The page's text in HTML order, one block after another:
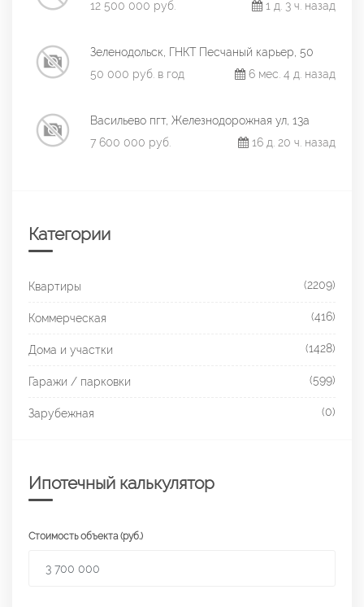
12 500 000 руб.
1 д. 3 ч. назад
Зеленодольск, ГНКТ Песчаный карьер, 50
50 000 руб. в год
6 мес. 4 д. назад
Васильево пгт, Железнодорожная ул, 13а
7 600 000 руб.
16 д. 20 ч. назад
Категории
Квартиры (2209)
Коммерческая (416)
Дома и участки (1428)
Гаражи / парковки (599)
Зарубежная (0)
Ипотечный калькулятор
Стоимость объекта (руб.)